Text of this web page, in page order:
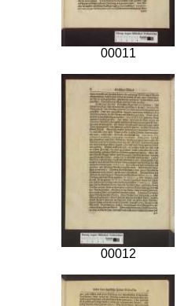
00011
00012